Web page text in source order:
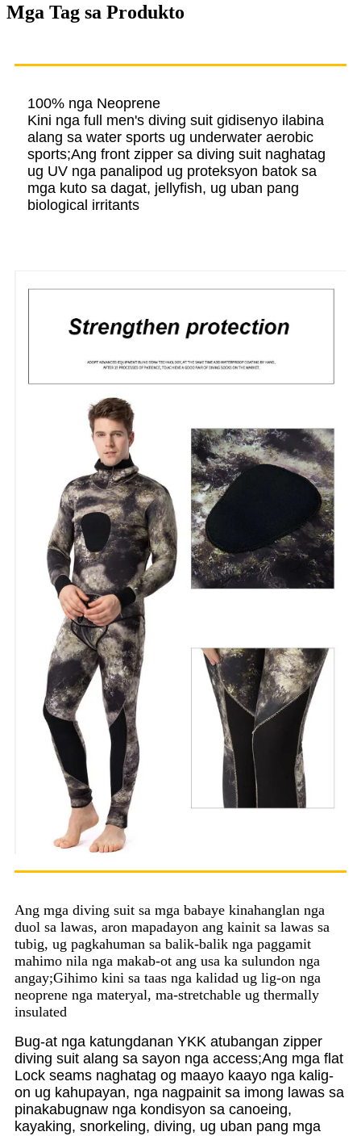
Mga Tag sa Produkto
100% nga Neoprene
Kini nga full men's diving suit gidisenyo ilabina
alang sa water sports ug underwater aerobic
sports;Ang front zipper sa diving suit naghatag
ug UV nga panalipod ug proteksyon batok sa
mga kuto sa dagat, jellyfish, ug uban pang
biological irritants
Ang mga diving suit sa mga babaye kinahanglan nga
duol sa lawas, aron mapadayon ang kainit sa lawas sa
tubig, ug pagkahuman sa balik-balik nga paggamit
mahimo nila nga makab-ot ang usa ka sulundon nga
angay;Gihimo kini sa taas nga kalidad ug lig-on nga
neoprene nga materyal, ma-stretchable ug thermally
insulated
Bug-at nga katungdanan YKK atubangan zipper
diving suit alang sa sayon ​​nga access;Ang mga flat
Lock seams naghatag og maayo kaayo nga kalig-
on ug kahupayan, nga nagpainit sa imong lawas sa
pinakabugnaw nga kondisyon sa canoeing,
kayaking, snorkeling, diving, ug uban pang mga